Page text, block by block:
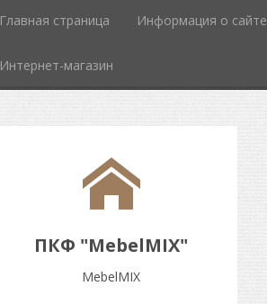
Главная страница Информация о сайте
Интернет-магазин
ПКФ "MebelMIX"
MebelMIX